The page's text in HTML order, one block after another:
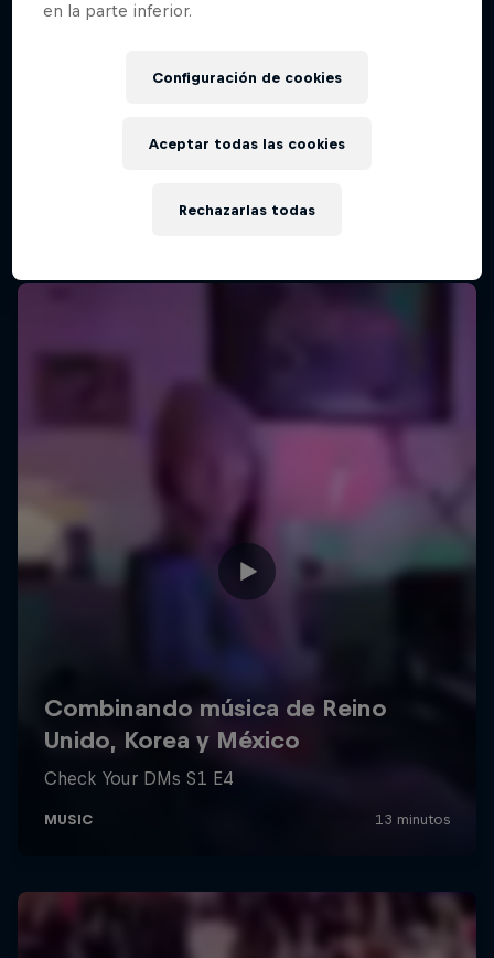
en la parte inferior.
Configuración de cookies
Rechazarlas todas
Aceptar todas las cookies